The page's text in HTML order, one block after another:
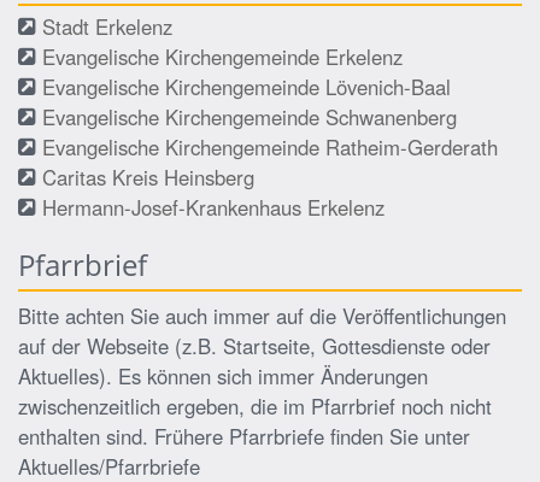
Stadt Erkelenz
Evangelische Kirchengemeinde Erkelenz
Evangelische Kirchengemeinde Lövenich-Baal
Evangelische Kirchengemeinde Schwanenberg
Evangelische Kirchengemeinde Ratheim-Gerderath
Caritas Kreis Heinsberg
Hermann-Josef-Krankenhaus Erkelenz
Pfarrbrief
Bitte achten Sie auch immer auf die Veröffentlichungen
auf der Webseite (z.B. Startseite, Gottesdienste oder
Aktuelles). Es können sich immer Änderungen
zwischenzeitlich ergeben, die im Pfarrbrief noch nicht
enthalten sind. Frühere Pfarrbriefe finden Sie unter
Aktuelles/Pfarrbriefe